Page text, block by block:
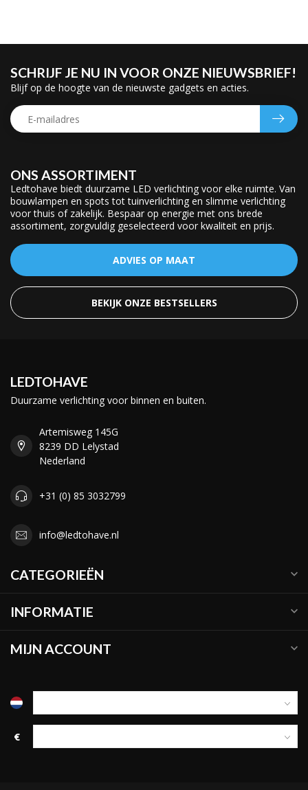
ONS ASSORTIMENT
Ledtohave biedt duurzame LED verlichting voor elke ruimte. Van
bouwlampen en spots tot tuinverlichting en slimme verlichting
voor thuis of zakelijk. Bespaar op energie met ons brede
assortiment, zorgvuldig geselecteerd voor kwaliteit en prijs.
ADVIES OP MAAT
BEKIJK ONZE BESTSELLERS
SCHRIJF JE NU IN VOOR ONZE NIEUWSBRIEF!
Blijf op de hoogte van de nieuwste gadgets en acties.
LEDTOHAVE
Duurzame verlichting voor binnen en buiten.
Artemisweg 145G
8239 DD Lelystad
Nederland
+31 (0) 85 3032799
info@ledtohave.nl
CATEGORIEËN
INFORMATIE
MIJN ACCOUNT
€